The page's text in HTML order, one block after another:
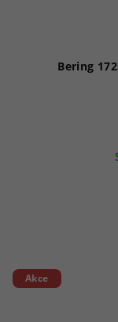
Bering
Akce